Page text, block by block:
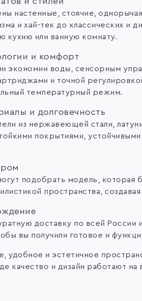
настенные, стоячие,
и хай-тек до классических и
кухню или ванную комнату.
и комфорт
экономии воды, сенсорным
и точной
температурный режим.
и долговечность
из нержавеющей стали,
покрытиями,
подобрать модель, которая
пространства,
доставку по всей России
вы получили готовое и
удобное и эстетичное
качество и дизайн работают